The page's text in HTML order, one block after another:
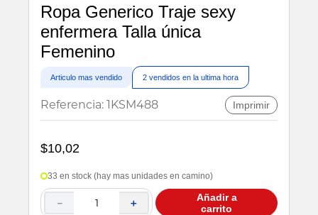
Ropa Generico Traje sexy
enfermera Talla única
Femenino
Articulo mas vendido 2 vendidos en la ultima hora
Referencia:1KSM488 Imprimir
$10,02
33 en stock (hay mas unidades en camino)
＋
－
Añadir a
carrito